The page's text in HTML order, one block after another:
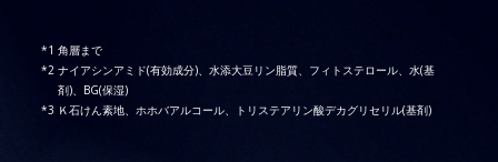
角層まで
ナイアシンアミド(有効成分)、水添大豆リン脂質、フィトステロール、水(基
剤)、BG(保湿)
Ｋ石けん素地、ホホバアルコール、トリステアリン酸デカグリセリル(基剤)